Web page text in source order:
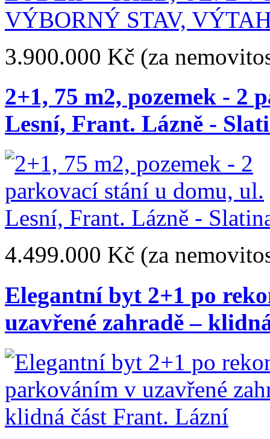
3.900.000 Kč (za
2+1, 75 m2, pozemek - 2
Lesní, Frant. Lázně -
4.499.000 Kč (za
Elegantní byt 2+1 po
uzavřené zahradě –